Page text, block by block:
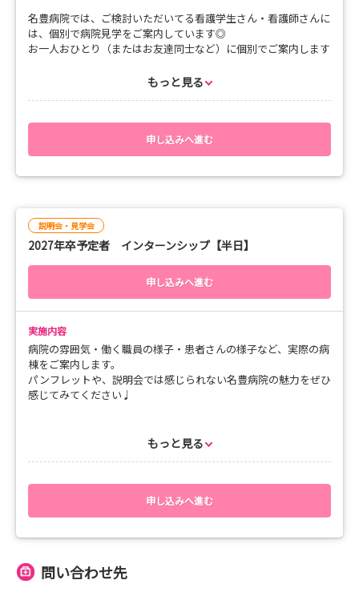
たかい雰囲気を肌で感じられます。
たちに何でも質問・相談できます！
━━━━━━━━━━━━━━━━━━━━━
■ 対象：2028年卒・2029年卒の看護学生
■ 日程：随時開催（ご希望の日程・時間帯に合わせて個
別に調整いたします）
※インターンシップは平日のみ
皆さんとお会いできるのを、スタッフ一同心より楽しみに
しています！
※午後を希望したい方もお問合せ下さい！
※体験型のインターンシップは平日のみの開催とさせていただい
実習着 （学校の実習着でOKです）
白のナースシューズまたはスニーカー
筆記用具
皆様のご参加お待ちしております♪
お申込みは、応募フォームもしくはホームページよりご予約下さ
※インターンシップのお申込みは1週間前までにお願い致しま
す。
名豊病院では、ご検討いただいてる看護学生さん・看護師さんに
は、個別で病院見学をご案内しています◎
お一人おひとり（またはお友達同士など）に個別でご案内します
・実際の職場を見て回る『院内見学』
・選考のご案内（面接内容や、日程についてご案内します。
スーツでなくて構いませんのでお気軽にお越しください！
学校のお休みや実習の合間、勤務が休みの日などにぜひご参加く
ださい！
月～金まで随時開催中。日程・時間は応相談。※土日希望の方も
ご相談ください。
・時間は1時間～1時間半程度
・「重点的に見たいところがある」「こんな人から話が聞きた
い」などご希望がある方は事前にお申し付けください☆
【お申込み・お問い合わせ】
お申し込みは予約フォーム、当院ホームページ、お電話よりご連
もっと見る
申し込みへ進む
説明会・見学会
2027年卒予定者 インターンシップ【半日】
申し込みへ進む
実施内容
病院の雰囲気・働く職員の様子・患者さんの様子など、実際の病
棟をご案内します。
パンフレットや、説明会では感じられない名豊病院の魅力をぜひ
感じてみてください♩
★インターンシップ後の応募（選考予約）は強制しません。
体験してみて、「ここで働きたい」と思っていただけました
【対象者】
もっと見る
申し込みへ進む
問い合わせ先